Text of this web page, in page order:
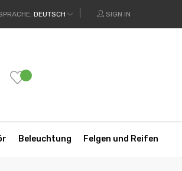
DEUTSCH SIGN IN
Beleuchtung Felgen und Reifen